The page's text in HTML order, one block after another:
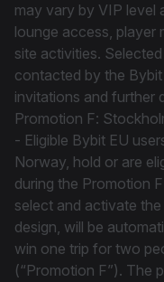
may vary by VIP level
lounge access, player
site activities.
contacted by the
invitations and further
Promotion F:
- Eligible Bybit EU
Norway, hold or are
during the Promotion
select and activate
design, will be
win one trip for two
(“Promotion F”). The